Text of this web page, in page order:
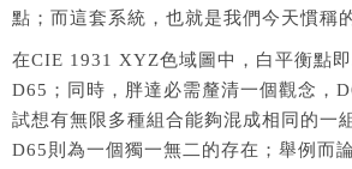
點；而這套系統，也就是我們今天慣稱
在CIE 1931 XYZ色域圖中，白平衡點
D65；同時，胖達必需釐清一個觀念，
試想有無限多種組合能夠混成相同的一
D65則為一個獨一無二的存在；舉例而